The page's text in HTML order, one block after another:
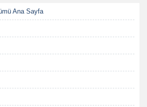
Ana Sayfa